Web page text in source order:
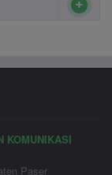
KOMUNIKASI
Paser